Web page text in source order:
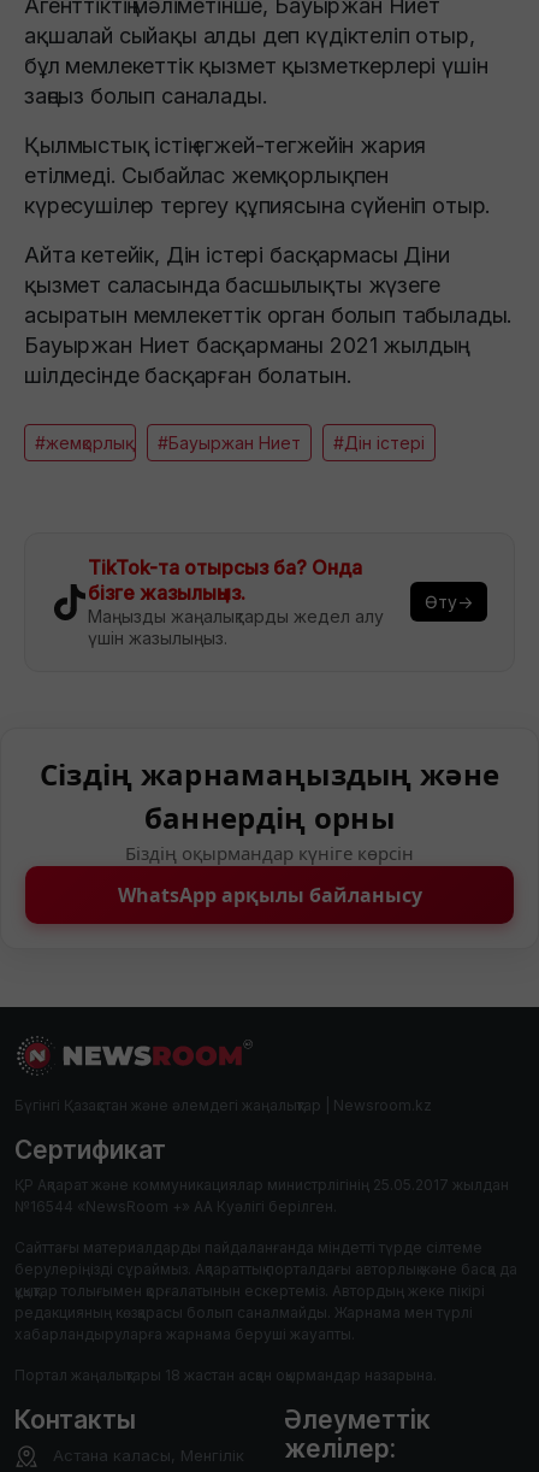
ақшалай сыйақы алды деп күдіктеліп отыр,
бұл мемлекеттік қызмет қызметкерлері үшін
заңсыз болып саналады.
Қылмыстық істің егжей-тегжейін жария
етілмеді. Сыбайлас жемқорлықпен
күресушілер тергеу құпиясына сүйеніп отыр.
Айта кетейік, Дін істері басқармасы Діни
қызмет саласында басшылықты жүзеге
асыратын мемлекеттік орган болып табылады.
Бауыржан Ниет басқарманы 2021 жылдың
шілдесінде басқарған болатын.
#жемқорлық #Бауыржан Ниет #Дін істері
TikTok-та отырсыз ба? Онда
бізге жазылыңыз.
Маңызды жаңалықтарды жедел алу
үшін жазылыңыз.
Өту→
Сіздің жарнамаңыздың және
баннердің орны
Біздің оқырмандар күніге көрсін
WhatsApp арқылы байланысу
Бүгінгі Қазақстан және әлемдегі жаңалықтар | Newsroom.kz
Сертификат
ҚР Ақпарат және коммуникациялар министрлігінің 25.05.2017 жылдан
№16544 «NewsRoom +» АА Куәлігі берілген.
Сайттағы материалдарды пайдаланғанда міндетті түрде сілтеме
берулеріңізді сұраймыз. Ақпараттық порталдағы авторлық және басқа да
құқықтар толығымен қорғалатынын ескертеміз. Автордың жеке пікірі
редакцияның көзқарасы болып саналмайды. Жарнама мен түрлі
хабарландыруларға жарнама беруші жауапты.
Портал жаңалықтары 18 жастан асқан оқырмандар назарына.
Контакты
Астана каласы, Менгілік
Әлеуметтік
желілер: